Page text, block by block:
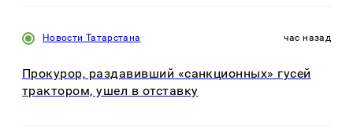
Новости Татарстана час назад
Прокурор, раздавивший «санкционных» гусей
трактором, ушел в отставку